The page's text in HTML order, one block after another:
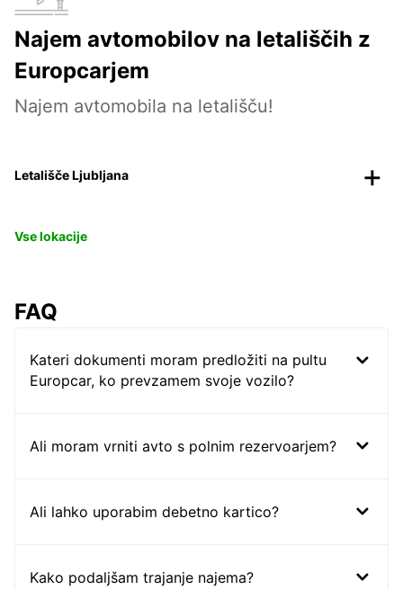
Najem avtomobilov na letališčih z
Europcarjem
Najem avtomobila na letališču!
Letališče Ljubljana
Vse lokacije
FAQ
Kateri dokumenti moram predložiti na pultu
Europcar, ko prevzamem svoje vozilo?
Ali moram vrniti avto s polnim rezervoarjem?
Ali lahko uporabim debetno kartico?
Kako podaljšam trajanje najema?